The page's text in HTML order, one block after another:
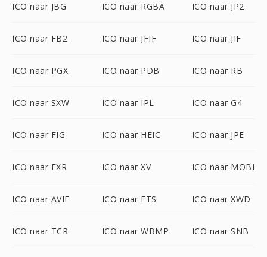
ICO naar JBG ICO naar RGBA ICO naar JP2
ICO naar FB2 ICO naar JFIF ICO naar JIF
ICO naar PGX ICO naar PDB ICO naar RB
ICO naar SXW ICO naar IPL ICO naar G4
ICO naar FIG ICO naar HEIC ICO naar JPE
ICO naar EXR ICO naar XV ICO naar MOBI
ICO naar AVIF ICO naar FTS ICO naar XWD
ICO naar TCR ICO naar WBMP ICO naar SNB